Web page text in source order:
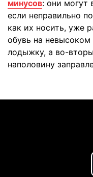
минусов: они могут
если неправильно
как их носить, уже
обувь на
лодыжку, а во-
наполовину